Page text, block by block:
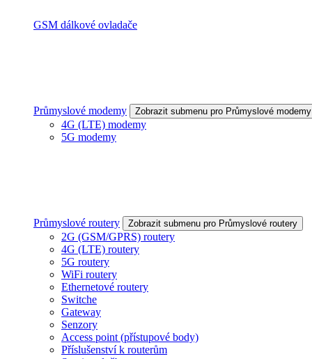
GSM dálkové ovladače
Průmyslové modemy Zobrazit submenu pro Průmyslové modemy
4G (LTE) modemy
5G modemy
Průmyslové routery Zobrazit submenu pro Průmyslové routery
2G (GSM/GPRS) routery
4G (LTE) routery
5G routery
WiFi routery
Ethernetové routery
Switche
Gateway
Senzory
Access point (přístupové body)
Příslušenství k routerům